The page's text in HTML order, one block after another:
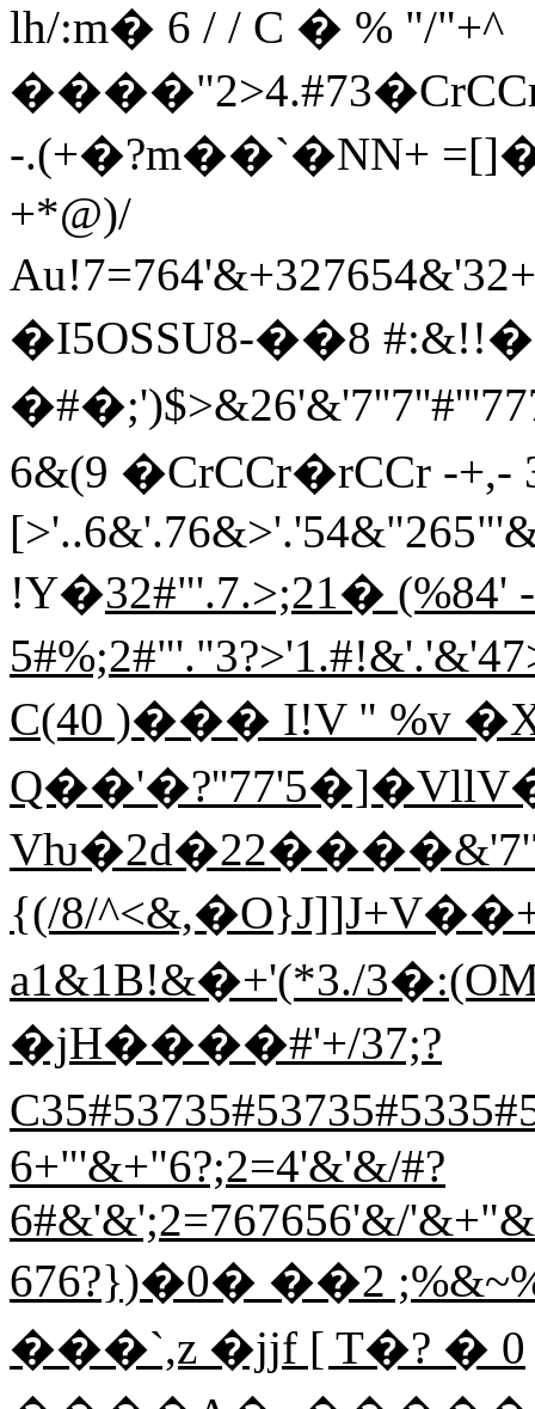
lh/:m� 6 / / C � % "/"+^
-.(+�?m��`�NN+
+*@)/
�I5OSSU8-��8
6&(9 �CrCCr�rCCr
!Y�32#"'.7.>;21�
C(40 )��� I!V " %v
{(/8/
a1&1B!&�+'(*3./
�jH����#'+/37;?
6+"'&+"6?;2=4'&'&/#?
6#&'&';2=767656'&/
676?})�0� ��2
���`,z �jjf [ T�? � 0